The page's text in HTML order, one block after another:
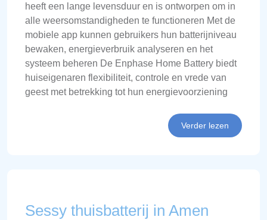
heeft een lange levensduur en is ontworpen om in
alle weersomstandigheden te functioneren Met de
mobiele app kunnen gebruikers hun batterijniveau
bewaken, energieverbruik analyseren en het
systeem beheren De Enphase Home Battery biedt
huiseigenaren flexibiliteit, controle en vrede van
geest met betrekking tot hun energievoorziening
Verder lezen
Sessy thuisbatterij in Amen